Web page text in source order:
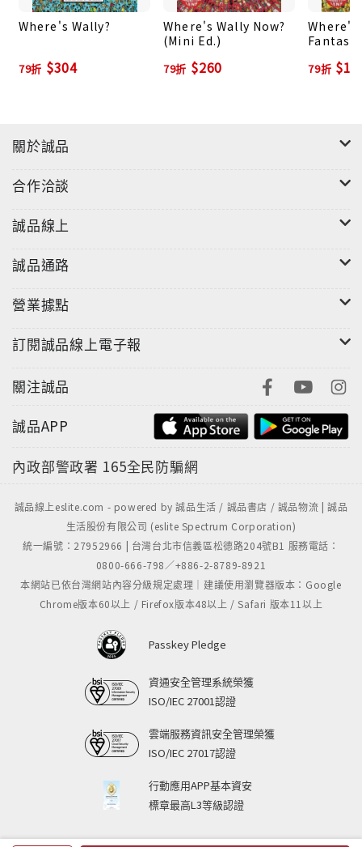
"
Where's Wally?
79折 $304
Where's Wally Now?
(Mini Ed.)
79折 $260
Where's
79折
關於誠品
合作洽談
誠品線上
誠品通路
營業據點
訂閱誠品線上電子報
關注誠品
誠品APP
內政部警政署 165全民防騙網
誠品線上eslite.com - powered by 誠品生活 / 誠品書店 / 誠品物流 | 誠品
生活股份有限公司 (eslite Spectrum Corporation)
統一編號：27952966 | 台灣台北市信義區松德路204號B1 服務電話：
0800-666-798／+886-2-8789-8921
本網站已依台灣網站內容分級規定處理｜建議使用瀏覽器版本：Google
Chrome版本60以上 / Firefox版本48以上 / Safari 版本11以上
Passkey Pledge
資通安全管理系統榮獲
ISO/IEC 27001認證
雲端服務資訊安全管理榮獲
ISO/IEC 27017認證
行動應用APP基本資安
標章最高L3等級認證